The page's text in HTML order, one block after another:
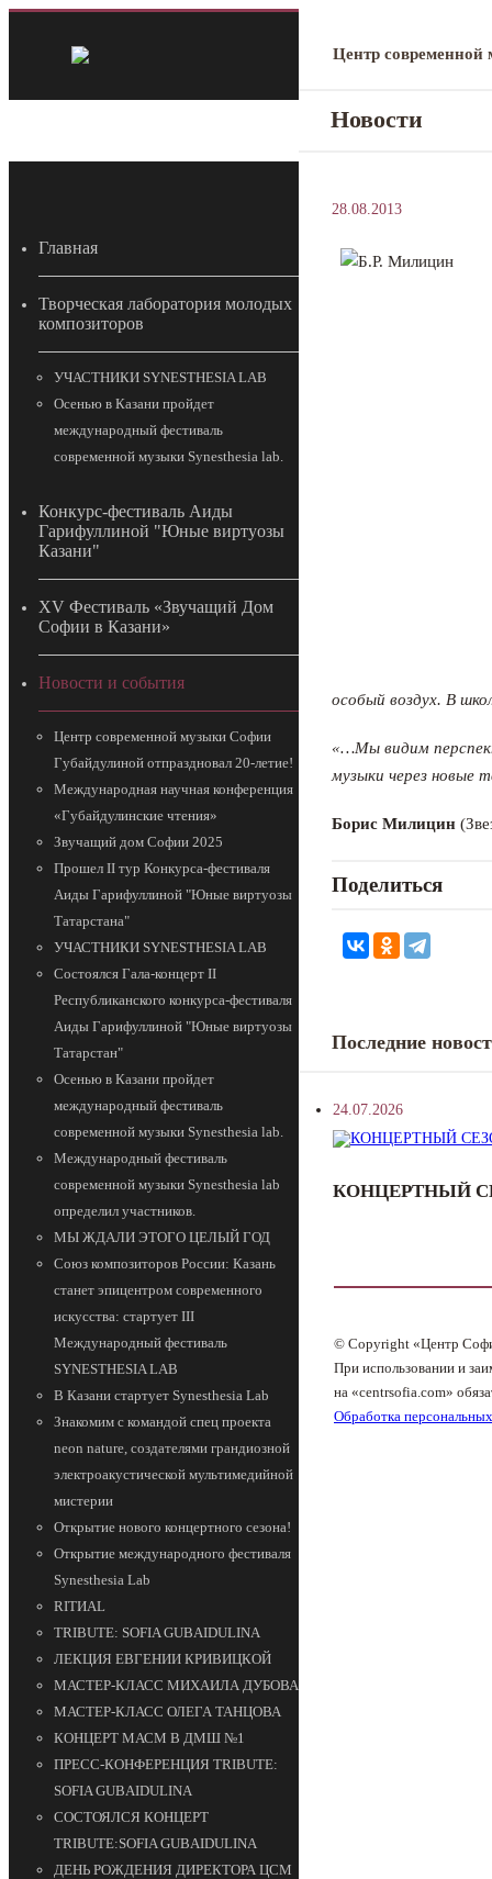
Главная
Творческая лаборатория молодых
композиторов
УЧАСТНИКИ SYNESTHESIA LAB
Осенью в Казани пройдет
международный фестиваль
современной музыки Synesthesia lab.
Конкурс-фестиваль Аиды
Гарифуллиной "Юные виртуозы
Казани"
ХV Фестиваль «Звучащий Дом
Софии в Казани»
Новости и события
Центр современной музыки Софии
Губайдулиной отпраздновал 20-летие!
Международная научная конференция
«Губайдулинские чтения»
Звучащий дом Софии 2025
Прошел II тур Конкурса-фестиваля
Аиды Гарифуллиной "Юные виртуозы
Татарстана"
УЧАСТНИКИ SYNESTHESIA LAB
Состоялся Гала-концерт II
Республиканского конкурса-фестиваля
Аиды Гарифуллиной "Юные виртуозы
Татарстан"
Осенью в Казани пройдет
международный фестиваль
современной музыки Synesthesia lab.
Международный фестиваль
современной музыки Synesthesia lab
определил участников.
МЫ ЖДАЛИ ЭТОГО ЦЕЛЫЙ ГОД
Союз композиторов России: Казань
станет эпицентром современного
искусства: стартует III
Международный фестиваль
SYNESTHESIA LAB
В Казани стартует Synesthesia Lab
Знакомим с командой спец проекта
neon nature, создателями грандиозной
электроакустической мультимедийной
мистерии
Открытие нового концертного сезона!
Открытие международного фестиваля
Synesthesia Lab
RITИAL
TRIBUTE: SOFIA GUBAIDULINA
ЛЕКЦИЯ ЕВГЕНИИ КРИВИЦКОЙ
МАСТЕР-КЛАСС МИХАИЛА ДУБОВА
МАСТЕР-КЛАСС ОЛЕГА ТАНЦОВА
КОНЦЕРТ МАСМ В ДМШ №1
ПРЕСС-КОНФЕРЕНЦИЯ TRIBUTE:
SOFIA GUBAIDULINA
СОСТОЯЛСЯ КОНЦЕРТ
TRIBUTE:SOFIA GUBAIDULINA
ДЕНЬ РОЖДЕНИЯ ДИРЕКТОРА ЦСМ
Центр
Новости
28.08.2013
особый воздух. В
«…Мы видим
музыки через новые
Борис Милицин
Поделиться
Последние
24.07.2026
КОНЦЕРТНЫЙ
© Copyright «Центр
При использовании и
на «centrsofia.com»
Обработка